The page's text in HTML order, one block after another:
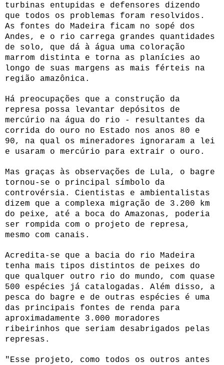
turbinas entupidas e defensores dizendo
que todos os problemas foram resolvidos.
As fontes do Madeira ficam no sopé dos
Andes, e o rio carrega grandes quantidades
de solo, que dá à água uma coloração
marrom distinta e torna as planícies ao
longo de suas margens as mais férteis na
região amazônica.
Há preocupações que a construção da
represa possa levantar depósitos de
mercúrio na água do rio - resultantes da
corrida do ouro no Estado nos anos 80 e
90, na qual os mineradores ignoraram a lei
e usaram o mercúrio para extrair o ouro.
Mas graças às observações de Lula, o bagre
tornou-se o principal símbolo da
controvérsia. Cientistas e ambientalistas
dizem que a complexa migração de 3.200 km
do peixe, até a boca do Amazonas, poderia
ser rompida com o projeto de represa,
mesmo com canais.
Acredita-se que a bacia do rio Madeira
tenha mais tipos distintos de peixes do
que qualquer outro rio do mundo, com quase
500 espécies já catalogadas. Além disso, a
pesca do bagre e de outras espécies é uma
das principais fontes de renda para
aproximadamente 3.000 moradores
ribeirinhos que seriam desabrigados pelas
represas.
"Esse projeto, como todos os outros antes